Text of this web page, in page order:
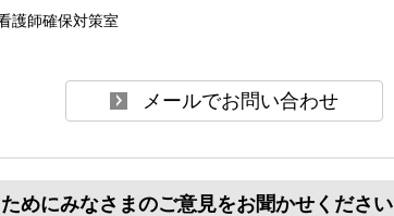
護師確保対策室
めにみなさまのご意見をお聞かせください